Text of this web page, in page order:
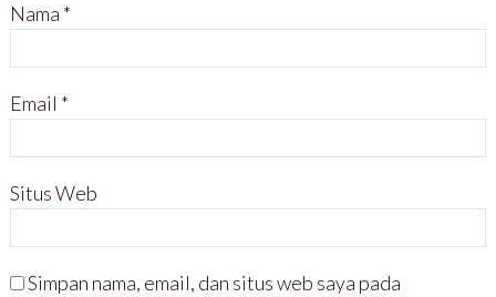
Nama *
Email *
Situs Web
Simpan nama, email, dan situs web saya pada